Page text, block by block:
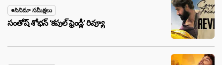
సినిమా సమీక్షలు
సంతోష్ శోభన్ ‘కపుల్ ఫ్రెండ్లీ’ రివ్యూ